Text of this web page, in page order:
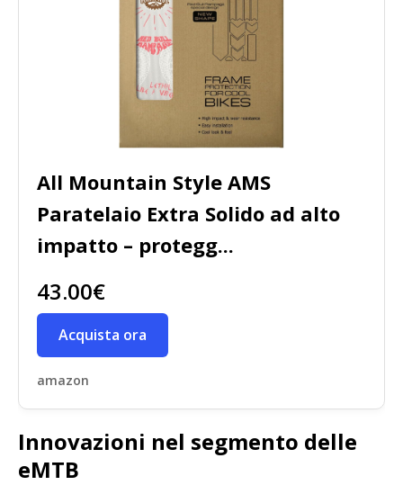
All Mountain Style AMS
Paratelaio Extra Solido ad alto
impatto – protegg...
43.00€
Acquista ora
amazon
Innovazioni nel segmento delle
eMTB